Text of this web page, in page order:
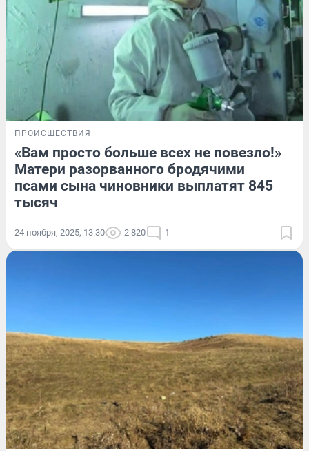
ПРОИСШЕСТВИЯ
«Вам просто больше всех не повезло!»
Матери разорванного бродячими
псами сына чиновники выплатят 845
тысяч
24 ноября, 2025, 13:30 2 820 1